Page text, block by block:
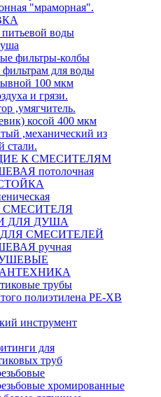
"мраморная".
воды
фильтры-колбы
для воды
100 мкм
и грязи.
,умягчитель.
косой 400 мкм
,механический из
стали.
К СМЕСИТЕЛЯМ
потолочная
СМЕСИТЕЛЯ
ДЛЯ ДУША
СМЕСИТЕЛЕЙ
ручная
трубы
полиэтилена PE-XB
инструмент
для
труб
хромированные